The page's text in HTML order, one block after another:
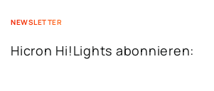
NEWSLETTER
Hicron Hi!Lights abonnieren: